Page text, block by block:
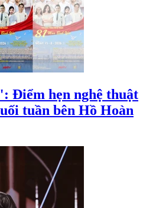
Điểm hẹn nghệ thuật
tuần bên Hồ Hoàn